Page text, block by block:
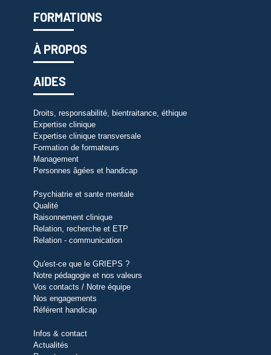
FORMATIONS
À PROPOS
AIDES
Droits, responsabilité, bientraitance, éthique
Expertise clinique
Expertise clinique transversale
Formation de formateurs
Management
Personnes âgées et handicap
Psychiatrie et sante mentale
Qualité
Raisonnement clinique
Relation, recherche et ETP
Relation - communication
Qu'est-ce que le GRIEPS ?
Notre pédagogie et nos valeurs
Vos contacts / Notre équipe
Nos engagements
Référent handicap
Infos & contact
Actualités